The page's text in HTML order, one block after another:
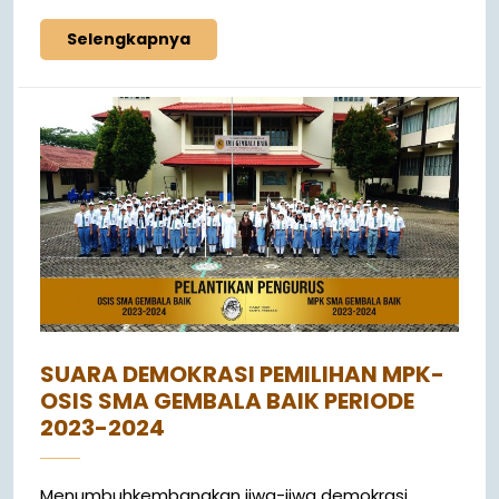
Selengkapnya
SUARA DEMOKRASI PEMILIHAN MPK-
OSIS SMA GEMBALA BAIK PERIODE
2023-2024